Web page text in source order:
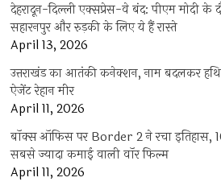
देहरादून-दिल्ली एक्सप्रेस-वे बंद: पीएम मोदी के
सहारनपुर और रुड़की के लिए ये हैं रास्ते
April 13, 2026
उत्तराखंड का आतंकी कनेक्शन, नाम बदलकर
ऐजेंट रेहान मीर
April 11, 2026
बॉक्स ऑफिस पर Border 2 ने रचा इतिहास,
सबसे ज्यादा कमाई वाली वॉर फिल्म
April 11, 2026